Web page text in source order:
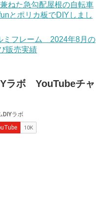
ねた急勾配屋根の自転車
とポリカ板でDIYしまし
ミフレーム 2024年8月の
販売実績
ラボ YouTubeチャ